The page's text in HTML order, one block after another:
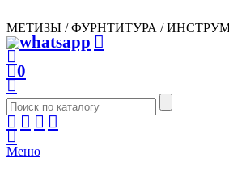
МЕТИЗЫ / ФУРНТИТУРА /
0
Меню